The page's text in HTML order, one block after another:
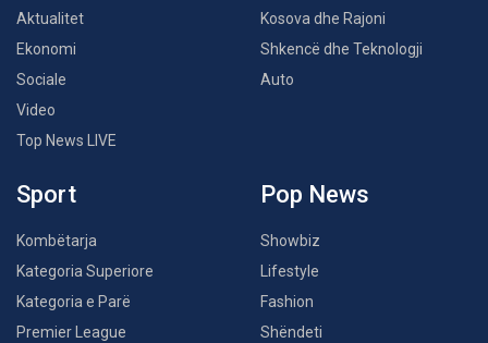
Aktualitet
Ekonomi
Sociale
Video
Top News LIVE
Kosova dhe Rajoni
Shkencë dhe Teknologji
Auto
Sport
Kombëtarja
Kategoria Superiore
Kategoria e Parë
Premier League
Pop News
Showbiz
Lifestyle
Fashion
Shëndeti